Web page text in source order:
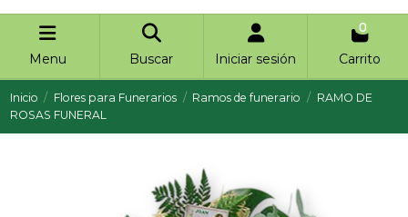
Menu Buscar Iniciar sesión
0
Carrito
Inicio Flores para Funerarios Ramos de funerario
RAMO DE
ROSAS FUNERAL